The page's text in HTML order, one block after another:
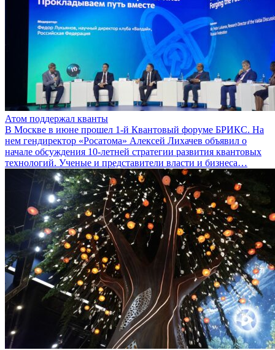
Атом поддержал кванты
В Москве в июне прошел 1-й Квантовый форуме БРИКС. На
нем гендиректор «Росатома» Алексей Лихачев объявил о
начале обсуждения 10-летней стратегии развития квантовых
технологий. Ученые и представители власти и бизнеса…